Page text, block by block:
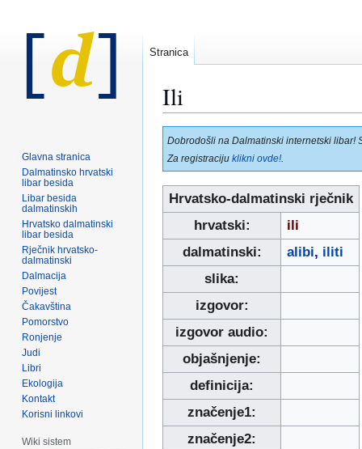
Ili
Prijeđi
na
navigaciju
Prijeđi
na
pretraživanje
Dobrodošli na Dalmatinski internetski libar!
Za registraciju klikni ovde!
Hrvatsko-dalmatinski rječnik
hrvatski:
ili
dalmatinski:
alibi, iliti
slika:
izgovor:
izgovor audio:
objašnjenje:
definicija:
značenje1:
značenje2:
Stranica
Glavna stranica
Dalmatinsko hrvatski
libar besida
Libar besida
dalmatinskih
Hrvatsko dalmatinski
libar besida
Rječnik hrvatsko-
dalmatinski
Dalmacija
Povijest
Čakavština
Pomorstvo
Ronjenje
Judi
Libri
Ekologija
Kontakt
Korisni linkovi
Wiki sistem